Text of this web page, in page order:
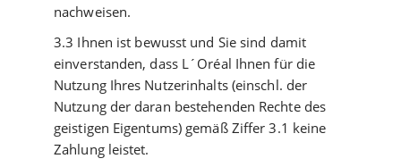
nachweisen.
3.3 Ihnen ist bewusst und Sie sind damit
einverstanden, dass L´Oréal Ihnen für die
Nutzung Ihres Nutzerinhalts (einschl. der
Nutzung der daran bestehenden Rechte des
geistigen Eigentums) gemäß Ziffer 3.1 keine
Zahlung leistet.